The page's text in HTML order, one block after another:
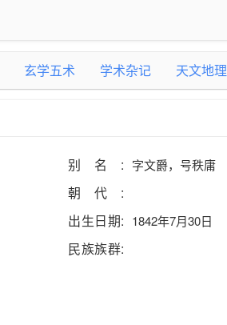
玄学五术 学术杂记 天文地理
别名: 字文爵，号秩庸
朝代:
出生日期: 1842年7月30日
民族族群: